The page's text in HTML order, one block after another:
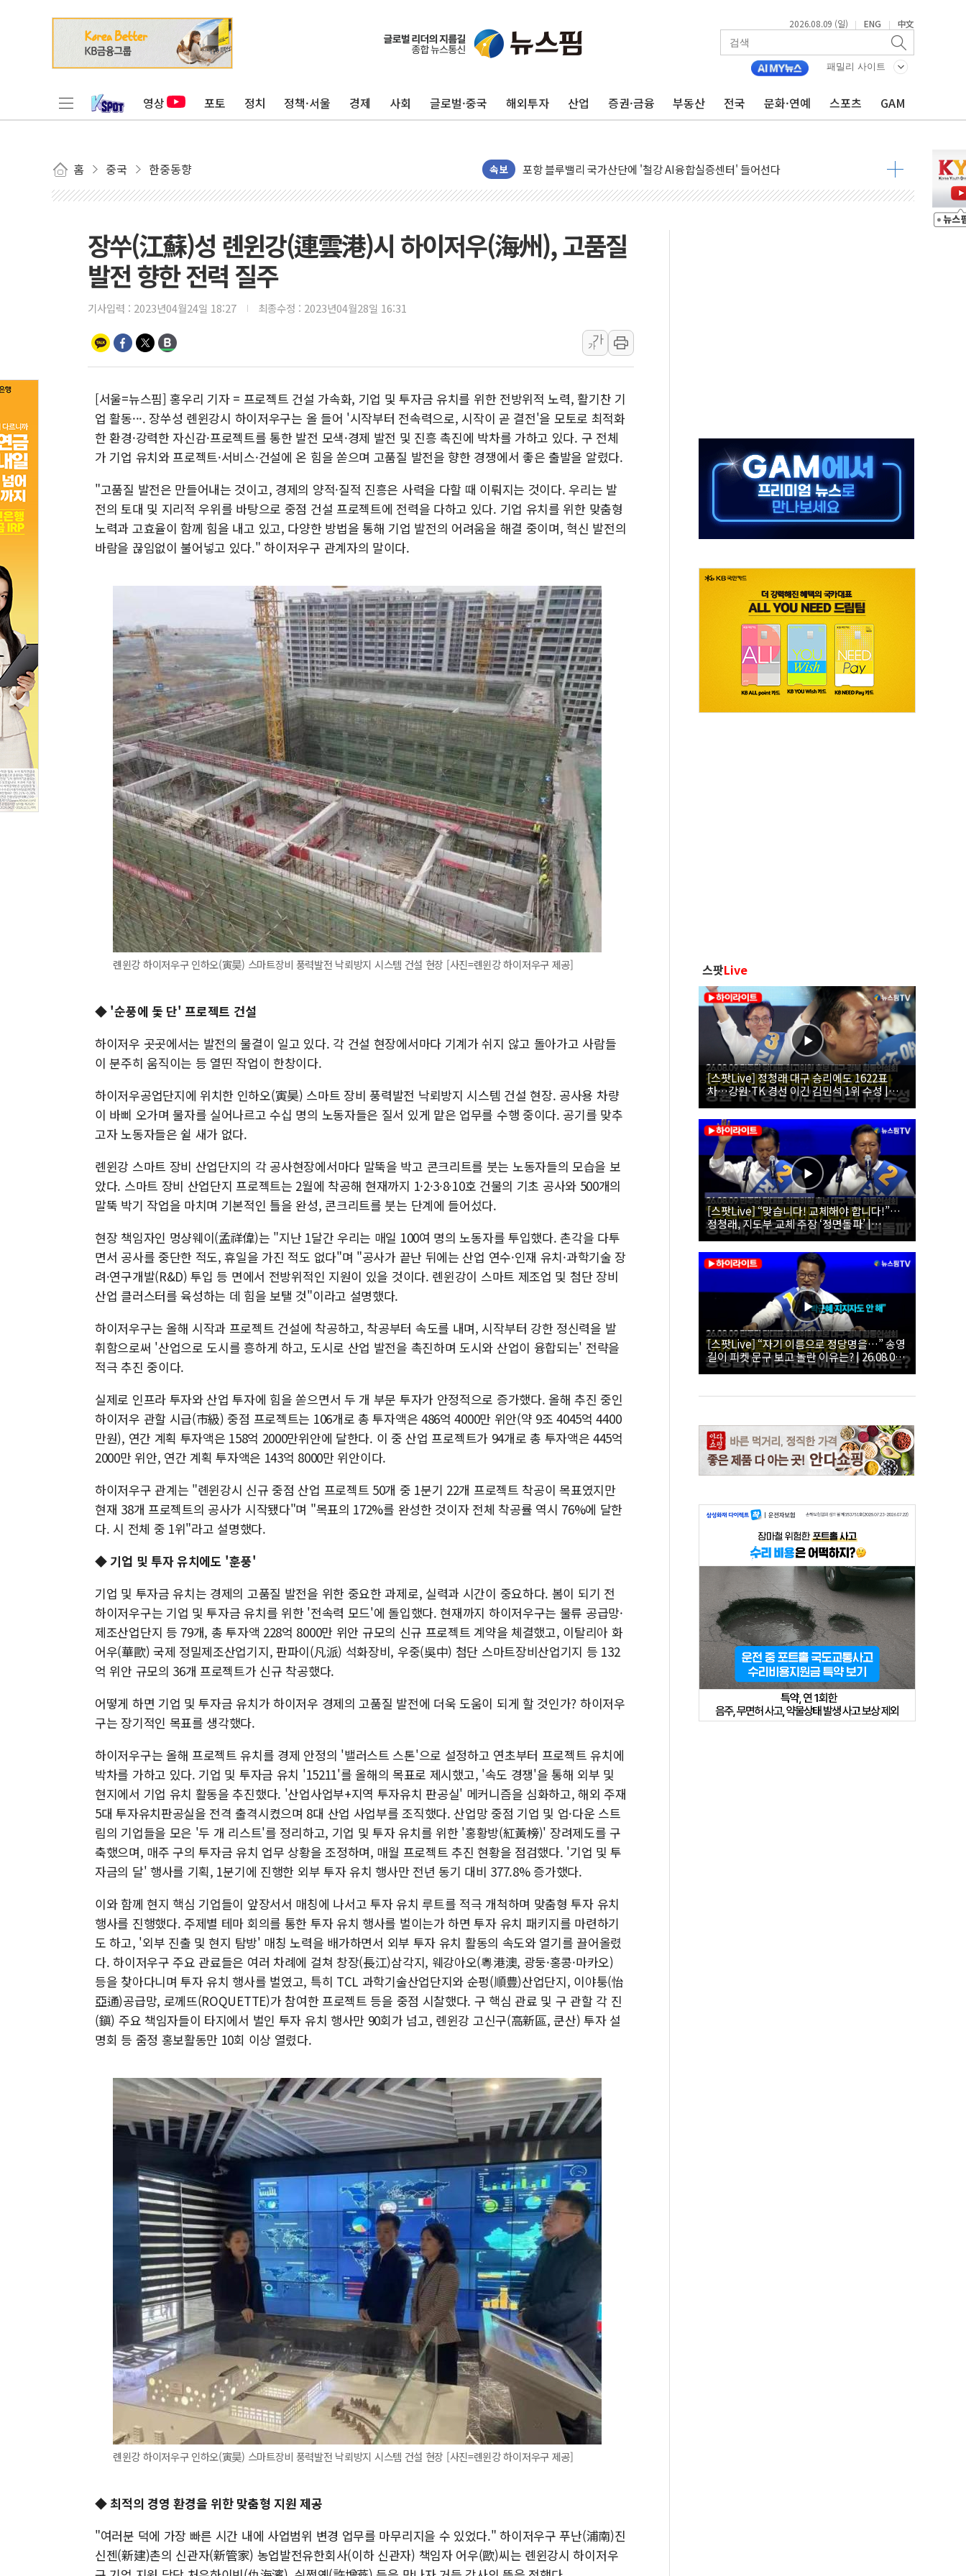
2026.08.09 (일) | ENG | 中文
패밀리 사이트
영상 포토 정치 정책·서울 경제 사회 글로벌·중국 해외투자 산업 증권·금융 부동산 전국 문화·연예 스포츠 GAM
홈 중국 한중동향 속보
125mm 폭우 쏟아진 울진...'두천~하당'·'올미골교' 차량 통행 선제 제한
평택 진위면 공장서 질식사고 발생…작업자 1명 숨져
상주 낙동강 선착장 하류서 50대 숨진 채 발견...경찰, 조사 중
[종합] 김민석, 정청래에 누적 1.48%p 차 선두 유지...金 46.01% vs 鄭 44.53%
인천서 말다툼 중 어머니 살해 10대 구속…범행 후 반려견도 죽여
김민석, 강원·대구·경북 경선서 정청래에 승리…金 48.54% vs 鄭 44.40%
[속보] 민주, 강원 경선 결과 발표...김민석 50.30% 정청래 41.94% 송영길 7.76%
정재헌 CEO, SKT 장기고객 400명 맞이…"마음 잇는 시간 되길"
하나금융, 명동 소상공인에 '행복상자' 전달
인천시 광복절 현수막 '태극기 거꾸로' 논란…이틀만에 철거
병무청, 보충역 전면 손질… 예술·체육요원 최대 33% 감축
홈플러스發 대형마트 판매, 역대 최대폭 감소한 9.4%↓…유통업계 양극화 심화
윤준병·이해민 의원, '정부 특사'로 콜롬비아 대통령 취임식 참석
'호우·산사태 주의보' 울진 시간당 30mm 강한 비...호우 피해 없어
장쑤(江蘇)성 롄윈강(連雲港)시 하이저우(海州), 고품질
발전 향한 전력 질주
기사입력 : 2023년04월24일 18:27 최종수정 : 2023년04월28일 16:31
가
가
[서울=뉴스핌] 홍우리 기자 = 프로젝트 건설 가속화, 기업 및 투자금 유치를 위한 전방위적 노력, 활기찬 기
업 활동···. 장쑤성 롄윈강시 하이저우구는 올 들어 '시작부터 전속력으로, 시작이 곧 결전'을 모토로 최적화
한 환경·강력한 자신감·프로젝트를 통한 발전 모색·경제 발전 및 진흥 촉진에 박차를 가하고 있다. 구 전체
가 기업 유치와 프로젝트·서비스·건설에 온 힘을 쏟으며 고품질 발전을 향한 경쟁에서 좋은 출발을 알렸다.
"고품질 발전은 만들어내는 것이고, 경제의 양적·질적 진흥은 사력을 다할 때 이뤄지는 것이다. 우리는 발
전의 토대 및 지리적 우위를 바탕으로 중점 건설 프로젝트에 전력을 다하고 있다. 기업 유치를 위한 맞춤형
노력과 고효율이 함께 힘을 내고 있고, 다양한 방법을 통해 기업 발전의 어려움을 해결 중이며, 혁신 발전의
바람을 끊임없이 불어넣고 있다." 하이저우구 관계자의 말이다.
롄윈강 하이저우구 인하오(寅昊) 스마트장비 풍력발전 낙뢰방지 시스템 건설 현장 [사진=롄윈강 하이저우구 제공]
◆ '순풍에 돛 단' 프로젝트 건설
하이저우 곳곳에서는 발전의 물결이 일고 있다. 각 건설 현장에서마다 기계가 쉬지 않고 돌아가고 사람들
이 분주히 움직이는 등 열띤 작업이 한창이다.
하이저우공업단지에 위치한 인하오(寅昊) 스마트 장비 풍력발전 낙뢰방지 시스템 건설 현장. 공사용 차량
이 바삐 오가며 물자를 실어나르고 수십 명의 노동자들은 질서 있게 맡은 업무를 수행 중이다. 공기를 맞추
고자 노동자들은 쉴 새가 없다.
롄윈강 스마트 장비 산업단지의 각 공사현장에서마다 말뚝을 박고 콘크리트를 붓는 노동자들의 모습을 보
았다. 스마트 장비 산업단지 프로젝트는 2월에 착공해 현재까지 1·2·3·8·10호 건물의 기초 공사와 500개의
말뚝 박기 작업을 마치며 기본적인 틀을 완성, 콘크리트를 붓는 단계에 들어섰다.
현장 책임자인 멍샹웨이(孟祥偉)는 "지난 1달간 우리는 매일 100여 명의 노동자를 투입했다. 촌각을 다투
면서 공사를 중단한 적도, 휴일을 가진 적도 없다"며 "공사가 끝난 뒤에는 산업 연수·인재 유치·과학기술 장
려·연구개발(R&D) 투입 등 면에서 전방위적인 지원이 있을 것이다. 롄윈강이 스마트 제조업 및 첨단 장비
산업 클러스터를 육성하는 데 힘을 보탤 것"이라고 설명했다.
하이저우구는 올해 시작과 프로젝트 건설에 착공하고, 착공부터 속도를 내며, 시작부터 강한 정신력을 발
휘함으로써 '산업으로 도시를 흥하게 하고, 도시로 산업 발전을 촉진하며 도시와 산업이 융합되는' 전략을
적극 추진 중이다.
실제로 인프라 투자와 산업 투자에 힘을 쏟으면서 두 개 부문 투자가 안정적으로 증가했다. 올해 추진 중인
하이저우 관할 시급(市級) 중점 프로젝트는 106개로 총 투자액은 486억 4000만 위안(약 9조 4045억 4400
만원), 연간 계획 투자액은 158억 2000만위안에 달한다. 이 중 산업 프로젝트가 94개로 총 투자액은 445억
2000만 위안, 연간 계획 투자액은 143억 8000만 위안이다.
하이저우구 관계는 "롄윈강시 신규 중점 산업 프로젝트 50개 중 1분기 22개 프로젝트 착공이 목표였지만
현재 38개 프로젝트의 공사가 시작됐다"며 "목표의 172%를 완성한 것이자 전체 착공률 역시 76%에 달한
다. 시 전체 중 1위"라고 설명했다.
◆ 기업 및 투자 유치에도 '훈풍'
기업 및 투자금 유치는 경제의 고품질 발전을 위한 중요한 과제로, 실력과 시간이 중요하다. 봄이 되기 전
하이저우구는 기업 및 투자금 유치를 위한 '전속력 모드'에 돌입했다. 현재까지 하이저우구는 물류 공급망·
제조산업단지 등 79개, 총 투자액 228억 8000만 위안 규모의 신규 프로젝트 계약을 체결했고, 이탈리아 화
어우(華歐) 국제 정밀제조산업기지, 판파이(凡派) 석화장비, 우중(吳中) 첨단 스마트장비산업기지 등 132
억 위안 규모의 36개 프로젝트가 신규 착공했다.
어떻게 하면 기업 및 투자금 유치가 하이저우 경제의 고품질 발전에 더욱 도움이 되게 할 것인가? 하이저우
구는 장기적인 목표를 생각했다.
하이저우구는 올해 프로젝트 유치를 경제 안정의 '밸러스트 스톤'으로 설정하고 연초부터 프로젝트 유치에
박차를 가하고 있다. 기업 및 투자금 유치 '15211'를 올해의 목표로 제시했고, '속도 경쟁'을 통해 외부 및
현지에서 기업 유치 활동을 추진했다. '산업사업부+지역 투자유치 판공실' 메커니즘을 심화하고, 해외 주재
5대 투자유치판공실을 전격 출격시켰으며 8대 산업 사업부를 조직했다. 산업망 중점 기업 및 업·다운 스트
림의 기업들을 모은 '두 개 리스트'를 정리하고, 기업 및 투자 유치를 위한 '홍황방(紅黃榜)' 장려제도를 구
축했으며, 매주 구의 투자금 유치 업무 상황을 조정하며, 매월 프로젝트 추진 현황을 점검했다. '기업 및 투
자금의 달' 행사를 기획, 1분기에 진행한 외부 투자 유치 행사만 전년 동기 대비 377.8% 증가했다.
이와 함께 현지 핵심 기업들이 앞장서서 매칭에 나서고 투자 유치 루트를 적극 개척하며 맞춤형 투자 유치
행사를 진행했다. 주제별 테마 회의를 통한 투자 유치 행사를 벌이는가 하면 투자 유치 패키지를 마련하기
도 하고, '외부 진출 및 현지 탐방' 매칭 노력을 배가하면서 외부 투자 유치 활동의 속도와 열기를 끌어올렸
다. 하이저우구 주요 관료들은 여러 차례에 걸쳐 창장(長江)삼각지, 웨강아오(粵港澳, 광둥·홍콩·마카오)
등을 찾아다니며 투자 유치 행사를 벌였고, 특히 TCL 과학기술산업단지와 순펑(順豊)산업단지, 이야퉁(怡
亞通)공급망, 로께뜨(ROQUETTE)가 참여한 프로젝트 등을 중점 시찰했다. 구 핵심 관료 및 구 관할 각 진
(鎭) 주요 책임자들이 타지에서 벌인 투자 유치 행사만 90회가 넘고, 롄윈강 고신구(高新區, 쿤산) 투자 설
명회 등 줌정 홍보활동만 10회 이상 열렸다.
롄윈강 하이저우구 인하오(寅昊) 스마트장비 풍력발전 낙뢰방지 시스템 건설 현장 [사진=롄윈강 하이저우구 제공]
◆ 최적의 경영 환경을 위한 맞춤형 지원 제공
"여러분 덕에 가장 빠른 시간 내에 사업범위 변경 업무를 마무리지을 수 있었다." 하이저우구 푸난(浦南)진
신젠(新建)촌의 신관자(新管家) 농업발전유한회사(이하 신관자) 책임자 어우(歐)씨는 롄윈강시 하이저우
스팟Live
[스팟Live] 정청래 대구 승리에도 1622표
차…강원·TK 경선 이긴 김민석 1위 수성 |
26.08.09 더불어민주당 당대표·최고위원 후
보 대구·경북 합동연설회
[스팟Live] “맞습니다! 교체해야 합니다!”…
정청래, 지도부 교체 주장 ‘정면돌파’ |
26.08.09 더불어민주당 당대표·최고위원 후
보 대구·경북 합동연설회
[스팟Live] “자기 이름으로 정당명을…” 송영
길이 피켓 문구 보고 놀란 이유는? | 26.08.09
더불어민주당 당대표·최고위원 후보 대구·경